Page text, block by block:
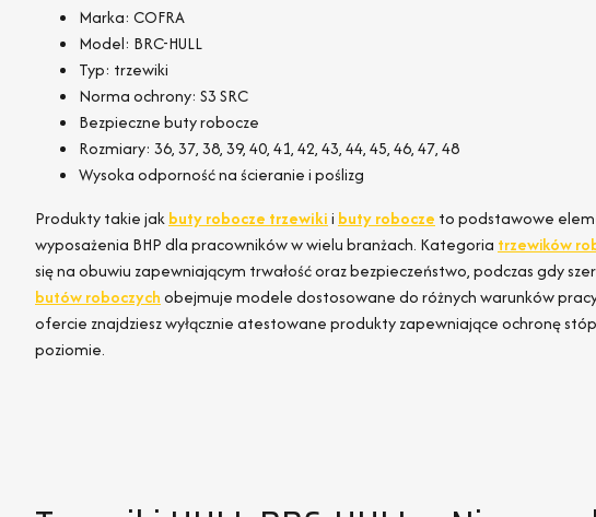
Marka: COFRA
Model: BRC-HULL
Typ: trzewiki
Norma ochrony: S3 SRC
Bezpieczne buty robocze
Rozmiary: 36, 37, 38, 39, 40, 41, 42, 43, 44, 45, 46, 47, 48
Wysoka odporność na ścieranie i poślizg
Produkty takie jakbuty robocze trzewikii buty robocze to podstawowe
wyposażenia BHP dla pracowników w wielu branżach. Kategoria trzewików
się na obuwiu zapewniającym trwałość oraz bezpieczeństwo, podczas gdy
butów roboczychobejmuje modele dostosowane do różnych warunków
ofercie znajdziesz wyłącznie atestowane produkty zapewniające ochronę
poziomie.